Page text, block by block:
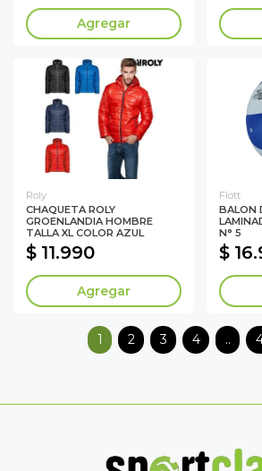
Agregar
Roly
CHAQUETA ROLY
GROENLANDIA HOMBRE
TALLA XL COLOR AZUL
$ 11.990
Agregar
Flott
BALON
N° 5
$
1 2 3 4 ..